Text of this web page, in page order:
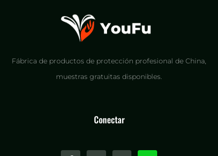
Fábrica de productos de protección profesional de China,
muestras gratuitas disponibles.
Conectar